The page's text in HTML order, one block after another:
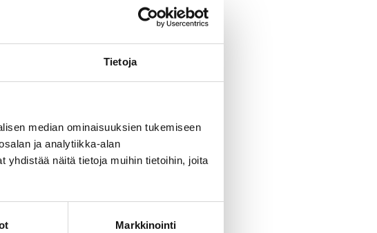
Tietoja
median ominaisuuksien tukemiseen
ja analytiikka-alan
yhdistää näitä tietoja muihin tietoihin, joita
Markkinointi